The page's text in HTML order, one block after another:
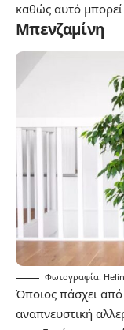
καθώς αυτό
Μπενζαμίνη
Φωτογραφία:
Όποιος πάσχει
αναπνευστική